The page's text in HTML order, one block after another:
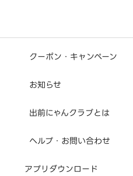
クーポン・キャンペーン
お知らせ
出前にゃんクラブとは
ヘルプ・お問い合わせ
アプリダウンロード